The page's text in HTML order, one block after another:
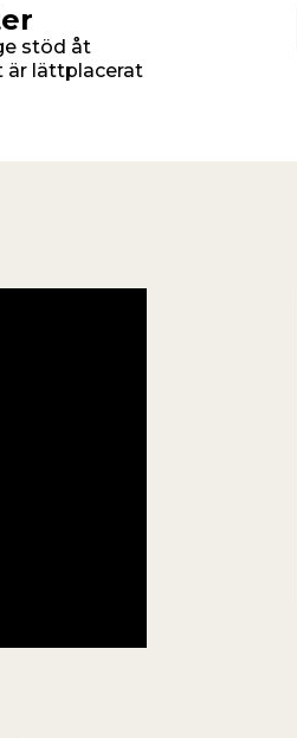
stöd åt
är lättplacerat